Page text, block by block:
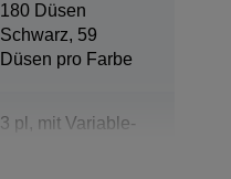
180 Düsen
Schwarz, 59
Düsen pro Farbe
3 pl, mit Variable-